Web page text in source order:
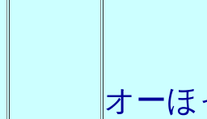
ま
（
オーほ